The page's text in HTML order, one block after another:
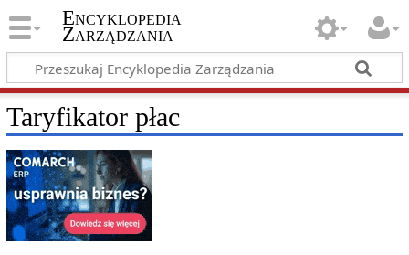
Encyklopedia
Zarządzania
Taryfikator płac